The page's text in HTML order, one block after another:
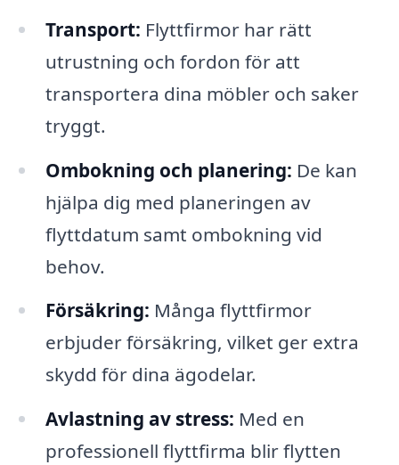
Transport: Flyttfirmor har rätt
utrustning och fordon för att
transportera dina möbler och saker
tryggt.
Ombokning och planering: De kan
hjälpa dig med planeringen av
flyttdatum samt ombokning vid
behov.
Försäkring: Många flyttfirmor
erbjuder försäkring, vilket ger extra
skydd för dina ägodelar.
Avlastning av stress: Med en
professionell flyttfirma blir flytten